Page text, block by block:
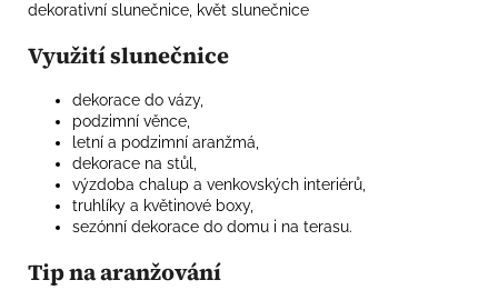
dekorativní slunečnice, květ slunečnice
Využití slunečnice
dekorace do vázy,
podzimní věnce,
letní a podzimní aranžmá,
dekorace na stůl,
výzdoba chalup a venkovských interiérů,
truhlíky a květinové boxy,
sezónní dekorace do domu i na terasu.
Tip na aranžování